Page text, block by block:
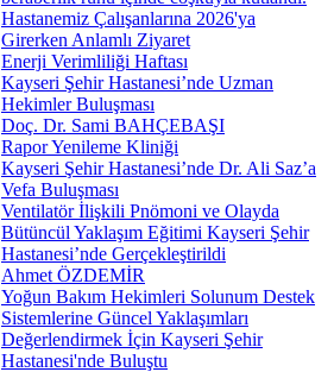
Hastanemiz Çalışanlarına 2026'ya
Girerken Anlamlı Ziyaret
Enerji Verimliliği Haftası
Kayseri Şehir Hastanesi’nde Uzman
Hekimler Buluşması
Doç. Dr. Sami BAHÇEBAŞI
Rapor Yenileme Kliniği
Kayseri Şehir Hastanesi’nde Dr. Ali Saz’a
Vefa Buluşması
Ventilatör İlişkili Pnömoni ve Olayda
Bütüncül Yaklaşım Eğitimi Kayseri Şehir
Hastanesi’nde Gerçekleştirildi
Ahmet ÖZDEMİR
Yoğun Bakım Hekimleri Solunum Destek
Sistemlerine Güncel Yaklaşımları
Değerlendirmek İçin Kayseri Şehir
Hastanesi'nde Buluştu